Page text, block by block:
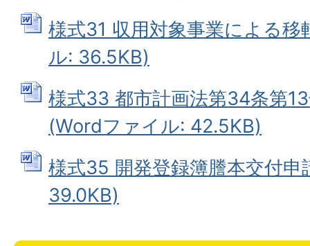
様式31 収用対象事業による
ル: 36.5KB)
様式33 都市計画法第34条第
(Wordファイル: 42.5KB)
様式35 開発登録簿謄本交付
39.0KB)